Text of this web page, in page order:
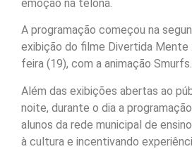
emoção na telona.
A programação começou na
exibição do filme Divertida Mente
feira (19), com a animação Smurfs.
Além das exibições abertas ao
noite, durante o dia a
alunos da rede municipal de
à cultura e incentivando